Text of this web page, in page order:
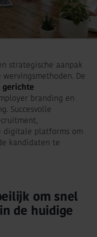
strategische aanpak
De
gerichte
branding en
Succesvolle
digitale platforms om
kandidaten te
om snel
de huidige